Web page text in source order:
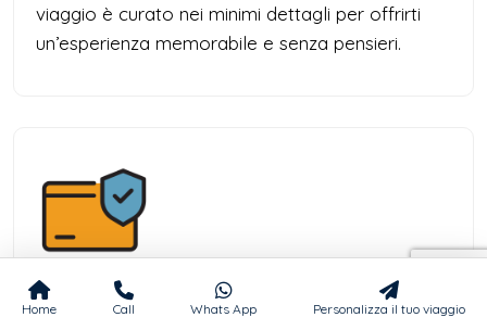
viaggio è curato nei minimi dettagli per offrirti
un’esperienza memorabile e senza pensieri.
Pagamenti Sicuri e Affidabili
Home Call Whats App Personalizza il tuo viaggio